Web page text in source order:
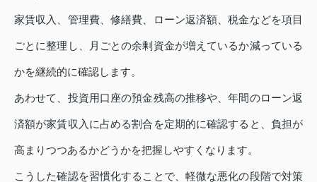
家賃収入、管理費、修繕費、ローン返済額、税金などを項目
ごとに整理し、月ごとの余剰資金が増えているか減っている
かを継続的に確認します。
あわせて、投資用口座の預金残高の推移や、年間のローン返
済額が家賃収入に占める割合を定期的に確認すると、負担が
高まりつつあるかどうかを把握しやすくなります。
こうした確認を習慣化することで、軽微な悪化の段階で対策